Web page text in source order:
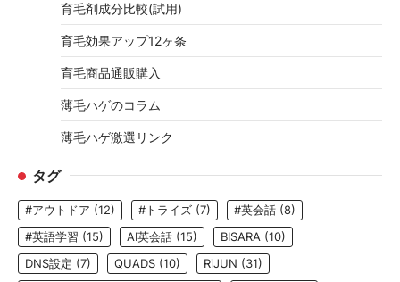
育毛剤成分比較(試用)
育毛効果アップ12ヶ条
育毛商品通販購入
薄毛ハゲのコラム
薄毛ハゲ激選リンク
タグ
#アウトドア (12) #トライズ (7) #英会話 (8)
#英語学習 (15) AI英会話 (15) BISARA (10)
DNS設定 (7) QUADS (10) RiJUN (31)